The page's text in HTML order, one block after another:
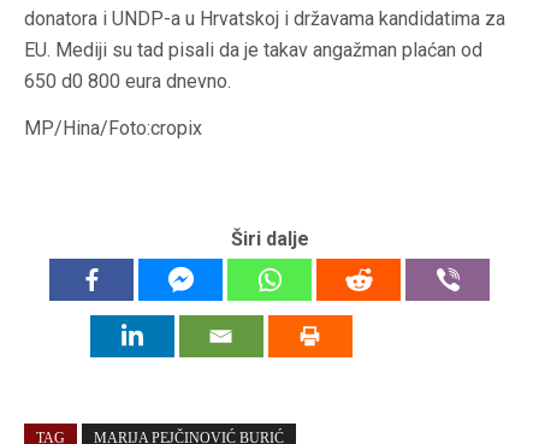
donatora i UNDP-a u Hrvatskoj i državama kandidatima za
EU. Mediji su tad pisali da je takav angažman plaćan od
650 d0 800 eura dnevno.
MP/Hina/Foto:cropix
Širi dalje
TAG MARIJA PEJČINOVIĆ BURIĆ